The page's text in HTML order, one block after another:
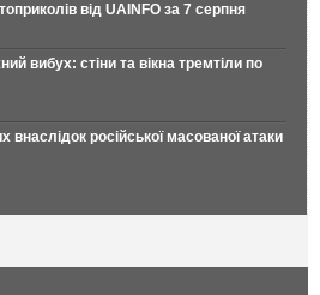
від UAINFO за 7 серпня
вибух: стіни та вікна тремтіли по
внаслідок російської масованої атаки